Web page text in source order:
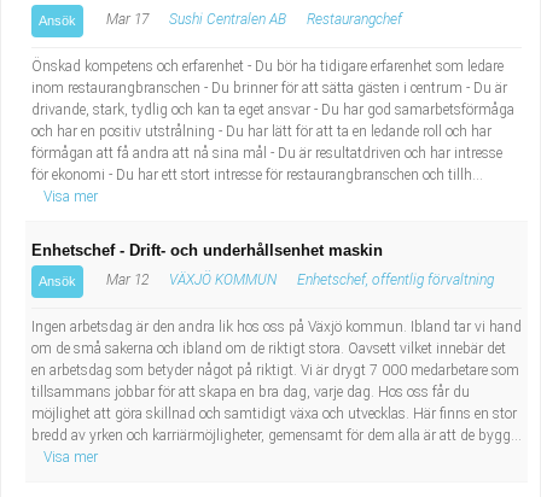
Ansök Mar 17 Sushi Centralen AB Restaurangchef
Önskad kompetens och erfarenhet - Du bör ha tidigare erfarenhet som ledare
inom restaurangbranschen - Du brinner för att sätta gästen i centrum - Du är
drivande, stark, tydlig och kan ta eget ansvar - Du har god samarbetsförmåga
och har en positiv utstrålning - Du har lätt för att ta en ledande roll och har
förmågan att få andra att nå sina mål - Du är resultatdriven och har intresse
för ekonomi - Du har ett stort intresse för restaurangbranschen och tillh...
Visa mer
Enhetschef - Drift- och underhållsenhet maskin
Ansök Mar 12 VÄXJÖ KOMMUN Enhetschef, offentlig förvaltning
Ingen arbetsdag är den andra lik hos oss på Växjö kommun. Ibland tar vi hand
om de små sakerna och ibland om de riktigt stora. Oavsett vilket innebär det
en arbetsdag som betyder något på riktigt. Vi är drygt 7 000 medarbetare som
tillsammans jobbar för att skapa en bra dag, varje dag. Hos oss får du
möjlighet att göra skillnad och samtidigt växa och utvecklas. Här finns en stor
bredd av yrken och karriärmöjligheter, gemensamt för dem alla är att de bygg...
Visa mer